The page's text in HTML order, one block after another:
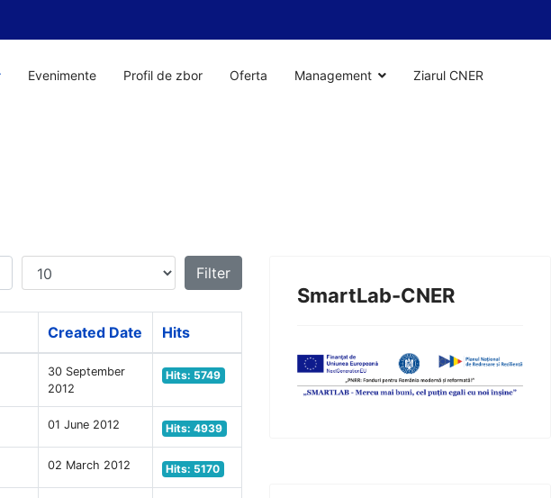
Evenimente Profil de zbor Oferta Management Ziarul CNER
Display # Filter
Created Date Hits
30 September
2012
Hits: 5749
01 June 2012 Hits: 4939
02 March 2012 Hits: 5170
SmartLab-CNER